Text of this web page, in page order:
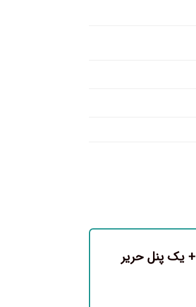
اولین نفری باشید که دیدگاهی را ارسال می کنید برای “پرده پانچی چاپی کد A706 + یک پنل حریر